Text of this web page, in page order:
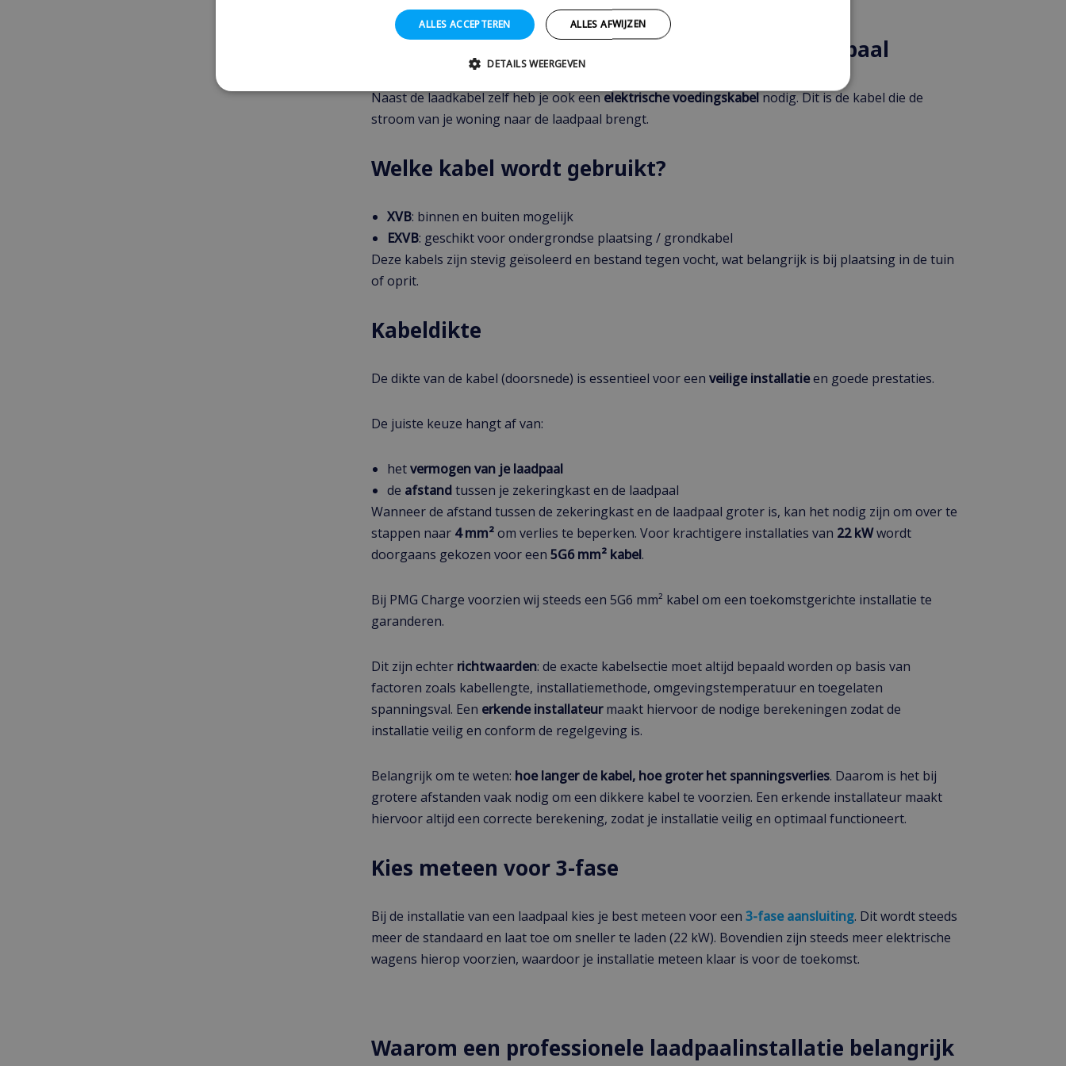
2. Installatiekabel: van je woning naar de laadpaal
Naast de laadkabel zelf heb je ook eenelektrische voedingskabelnodig. Dit is de kabel die de
stroom van je woning naar de laadpaal brengt.
Welke kabel wordt gebruikt?
XVB: binnen en buiten mogelijk
EXVB: geschikt voor ondergrondse plaatsing / grondkabel
Deze kabels zijn stevig geïsoleerd en bestand tegen vocht, wat belangrijk is bij plaatsing in de tuin
of oprit.
Kabeldikte
De dikte van de kabel (doorsnede) is essentieel voor een veilige installatieen goede prestaties.
De juiste keuze hangt af van:
hetvermogen van je laadpaal
de afstandtussen je zekeringkast en de laadpaal
Wanneer de afstand tussen de zekeringkast en de laadpaal groter is, kan het nodig zijn om over te
stappen naar 4 mm²om verlies te beperken. Voor krachtigere installaties van 22 kWwordt
doorgaans gekozen voor een 5G6 mm² kabel.
Bij PMG Charge voorzien wij steeds een 5G6 mm² kabel om een toekomstgerichte installatie te
garanderen.
Dit zijn echter richtwaarden: de exacte kabelsectie moet altijd bepaald worden op basis van
factoren zoals kabellengte, installatiemethode, omgevingstemperatuur en toegelaten
spanningsval. Een erkende installateurmaakt hiervoor de nodige berekeningen zodat de
installatie veilig en conform de regelgeving is.
Belangrijk om te weten: hoe langer de kabel, hoe groter het spanningsverlies. Daarom is het bij
grotere afstanden vaak nodig om een dikkere kabel te voorzien. Een erkende installateur maakt
hiervoor altijd een correcte berekening, zodat je installatie veilig en optimaal functioneert.
Kies meteen voor 3-fase
Bij de installatie van een laadpaal kies je best meteen voor een 3-fase aansluiting. Dit wordt steeds
meer de standaard en laat toe om sneller te laden (22 kW). Bovendien zijn steeds meer elektrische
wagens hierop voorzien, waardoor je installatie meteen klaar is voor de toekomst.
Waarom een professionele laadpaalinstallatie belangrijk
ALLES ACCEPTEREN ALLES AFWIJZEN
DETAILS WEERGEVEN